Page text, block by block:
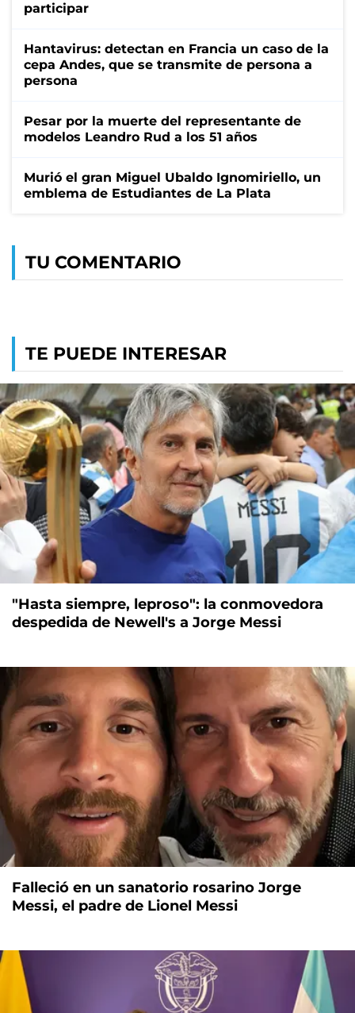
participar
Hantavirus: detectan en Francia un caso de la
cepa Andes, que se transmite de persona a
persona
Pesar por la muerte del representante de
modelos Leandro Rud a los 51 años
Murió el gran Miguel Ubaldo Ignomiriello, un
emblema de Estudiantes de La Plata
TU COMENTARIO
TE PUEDE INTERESAR
"Hasta siempre, leproso": la conmovedora
despedida de Newell's a Jorge Messi
Falleció en un sanatorio rosarino Jorge
Messi, el padre de Lionel Messi